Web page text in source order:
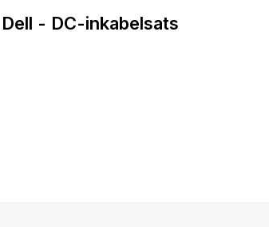
Dell - DC-inkabelsats